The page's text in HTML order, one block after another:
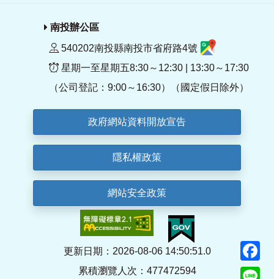
南投辦公區
540202南投縣南投市省府路4號
星期一至星期五8:30～12:30 | 13:30～17:30
（公司登記：9:00～16:30）（國定假日除外）
政府網站資料開放宣告
隱私權政策
網站安全政策
更新日期：2026-08-06 14:50:51.0
累積瀏覽人次：477472594